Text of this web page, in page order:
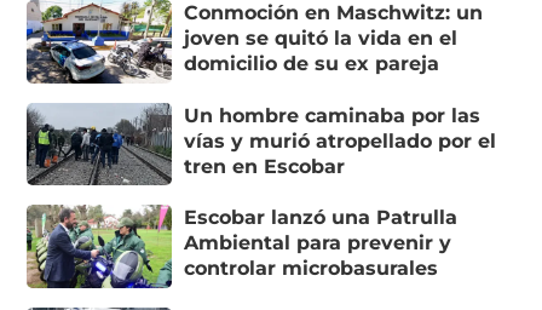
Conmoción en Maschwitz: un
joven se quitó la vida en el
domicilio de su ex pareja
Un hombre caminaba por las
vías y murió atropellado por el
tren en Escobar
Escobar lanzó una Patrulla
Ambiental para prevenir y
controlar microbasurales